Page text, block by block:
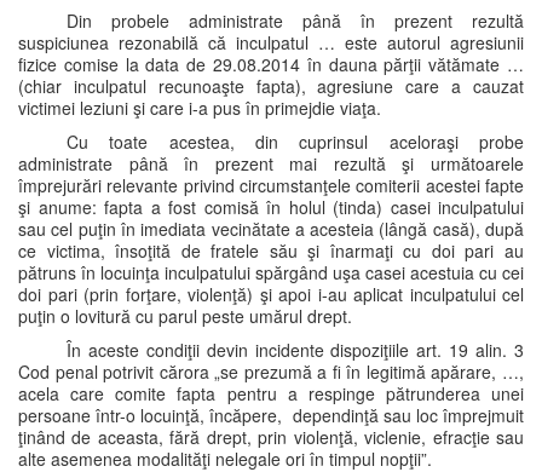
Din probele administrate până în prezent rezultă
suspiciunea rezonabilă că inculpatul … este autorul agresiunii
fizice comise la data de 29.08.2014 în dauna părţii vătămate …
(chiar inculpatul recunoaşte fapta), agresiune care a cauzat
victimei leziuni şi care i-a pus în primejdie viaţa.
Cu toate acestea, din cuprinsul aceloraşi probe
administrate până în prezent mai rezultă şi următoarele
împrejurări relevante privind circumstanţele comiterii acestei fapte
şi anume: fapta a fost comisă în holul (tinda) casei inculpatului
sau cel puţin în imediata vecinătate a acesteia (lângă casă), după
ce victima, însoţită de fratele său şi înarmaţi cu doi pari au
pătruns în locuinţa inculpatului spărgând uşa casei acestuia cu cei
doi pari (prin forţare, violenţă) şi apoi i-au aplicat inculpatului cel
puţin o lovitură cu parul peste umărul drept.
În aceste condiţii devin incidente dispoziţiile art. 19 alin. 3
Cod penal potrivit cărora „se prezumă a fi în legitimă apărare, …,
acela care comite fapta pentru a respinge pătrunderea unei
persoane într-o locuinţă, încăpere, dependinţă sau loc împrejmuit
ţinând de aceasta, fără drept, prin violenţă, viclenie, efracţie sau
alte asemenea modalităţi nelegale ori în timpul nopţii”.